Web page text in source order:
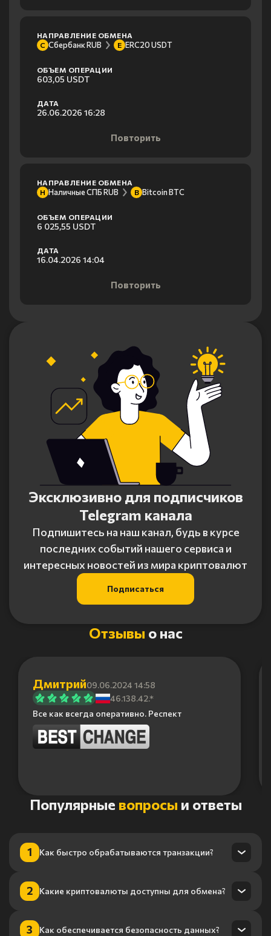
НАПРАВЛЕНИЕ ОБМЕНА
С Сбербанк RUB E ERC20 USDT
ОБЪЕМ ОПЕРАЦИИ
603,05 USDT
ДАТА
26.06.2026 16:28
Повторить
НАПРАВЛЕНИЕ ОБМЕНА
Н Наличные СПБ RUB B Bitcoin BTC
ОБЪЕМ ОПЕРАЦИИ
6 025,55 USDT
ДАТА
16.04.2026 14:04
Повторить
Эксклюзивно для подписчиков
Telegram канала
Подпишитесь на наш канал, будь в курсе
последних событий нашего сервиса и
интересных новостей из мира криптовалют
Подписаться
Отзывы о нас
Дмитрий09.06.2024 14:58
46.138.42.*
Все как всегда оперативно. Респект
Популярные вопросы и ответы
1 Как быстро обрабатываются транзакции?
Транзакции обрабатываются в течение нескольких минут
благодаря нашему высокопроизводительному
2 Какие криптовалюты доступны для обмена?
Мы поддерживаем более 100 криптовалют, включая
3 Как обеспечивается безопасность данных?